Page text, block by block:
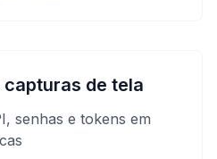
de tela
senhas e tokens em